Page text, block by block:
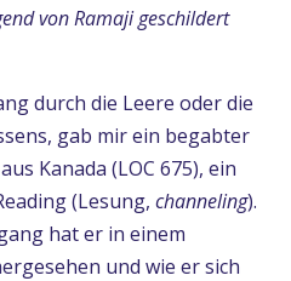
von Ramaji geschildert
durch die Leere oder die
gab mir ein begabter
Kanada (LOC 675), ein
(Lesung, channeling).
hat er in einem
und wie er sich